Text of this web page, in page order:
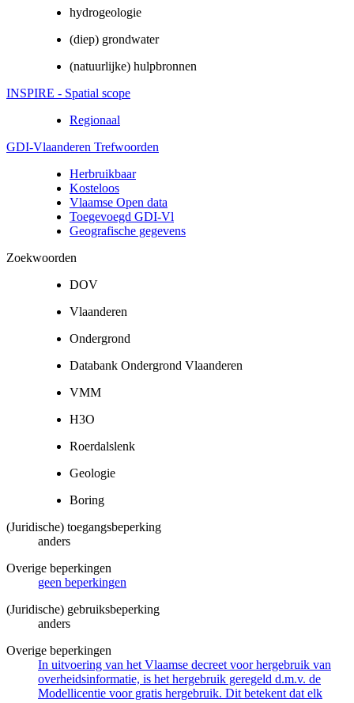
hydrogeologie
(diep) grondwater
(natuurlijke) hulpbronnen
INSPIRE - Spatial scope
Regionaal
GDI-Vlaanderen Trefwoorden
Herbruikbaar
Kosteloos
Vlaamse Open data
Toegevoegd GDI-Vl
Geografische gegevens
Zoekwoorden
DOV
Vlaanderen
Ondergrond
Databank Ondergrond Vlaanderen
VMM
H3O
Roerdalslenk
Geologie
Boring
(Juridische) toegangsbeperking
anders
Overige beperkingen
geen beperkingen
(Juridische) gebruiksbeperking
anders
Overige beperkingen
In uitvoering van het Vlaamse decreet voor hergebruik van
overheidsinformatie, is het hergebruik geregeld d.m.v. de
Modellicentie voor gratis hergebruik. Dit betekent dat elk